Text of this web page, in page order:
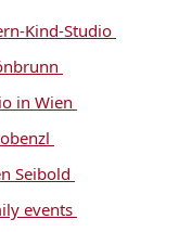
Kind-Studio
in Wien
Seibold
events